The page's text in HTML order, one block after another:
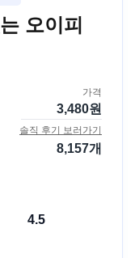
오이피
가격
3,480원
솔직 후기 보러가기
8,157개
4.5